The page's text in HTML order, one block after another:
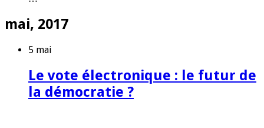
mai, 2017
5 mai
Le vote électronique : le futur de
la démocratie ?